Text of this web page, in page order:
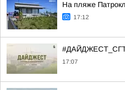
На пляже
17:12
#ДАЙДЖЕСТ_СГТ:
17:07